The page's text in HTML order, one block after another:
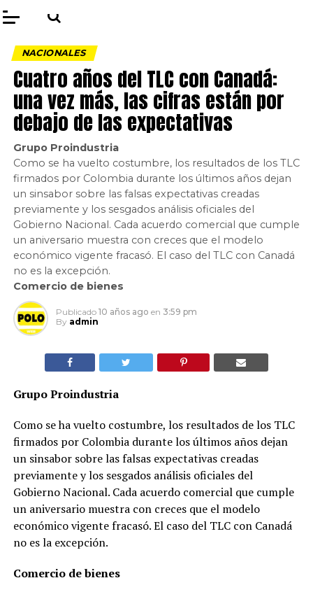
NACIONALES
Cuatro años del TLC con Canadá:
una vez más, las cifras están por
debajo de las expectativas
Grupo Proindustria
Como se ha vuelto costumbre, los resultados de los TLC
firmados por Colombia durante los últimos años dejan
un sinsabor sobre las falsas expectativas creadas
previamente y los sesgados análisis oficiales del
Gobierno Nacional. Cada acuerdo comercial que cumple
un aniversario muestra con creces que el modelo
económico vigente fracasó. El caso del TLC con Canadá
no es la excepción.
Comercio de bienes
Publicado 10 años ago en 3:59 pm
By admin
Grupo Proindustria
Como se ha vuelto costumbre, los resultados de los TLC
firmados por Colombia durante los últimos años dejan
un sinsabor sobre las falsas expectativas creadas
previamente y los sesgados análisis oficiales del
Gobierno Nacional. Cada acuerdo comercial que cumple
un aniversario muestra con creces que el modelo
económico vigente fracasó. El caso del TLC con Canadá
no es la excepción.
Comercio de bienes